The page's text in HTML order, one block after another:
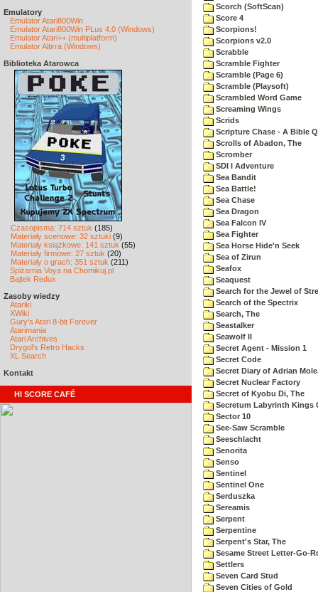
Emulatory
Emulator Atari800Win
Emulator Atari800Win PLus 4.0 (Windows)
Emulator Atari++ (multiplatform)
Emulator Altirra (Windows)
Biblioteka Atarowca
Czasopisma: 714 sztuk (185)
Materiały scenowe: 32 sztuki (9)
Materiały książkowe: 141 sztuk (55)
Materiały firmowe: 27 sztuk (20)
Materiały o grach: 351 sztuk (211)
Spiżarnia Voya na Chomikuj.pl
Bajtek Redux
Zasoby wiedzy
Atariki
XWiki
Gury's Atari 8-bit Forever
Atarimania
Atari Archives
Drygol's Retro Hacks
XL Search
Kontakt
HI SCORE CAFÉ
Scorch (SoftScan)
Score 4
Scorpions!
Scorpions v2.0
Scrabble
Scramble Fighter
Scramble (Page 6)
Scramble (Playsoft)
Scrambled Word Game
Screaming Wings
Scrids
Scripture Chase - A Bible
Scrolls of Abadon, The
Scromber
SDI I Adventure
Sea Bandit
Sea Battle!
Sea Chase
Sea Dragon
Sea Falcon IV
Sea Fighter
Sea Horse Hide'n Seek
Sea of Zirun
Seafox
Seaquest
Search for the Jewel of
Search of the Spectrix
Search, The
Seastalker
Seawolf II
Secret Agent - Mission 1
Secret Code
Secret Diary of Adrian
Secret Nuclear Factory
Secret of Kyobu Di, The
Secretum Labyrinth Kings
Sector 10
See-Saw Scramble
Seeschlacht
Senorita
Senso
Sentinel
Sentinel One
Serduszka
Sereamis
Serpent
Serpentine
Serpent's Star, The
Sesame Street Letter-Go-
Settlers
Seven Card Stud
Seven Cities of Gold